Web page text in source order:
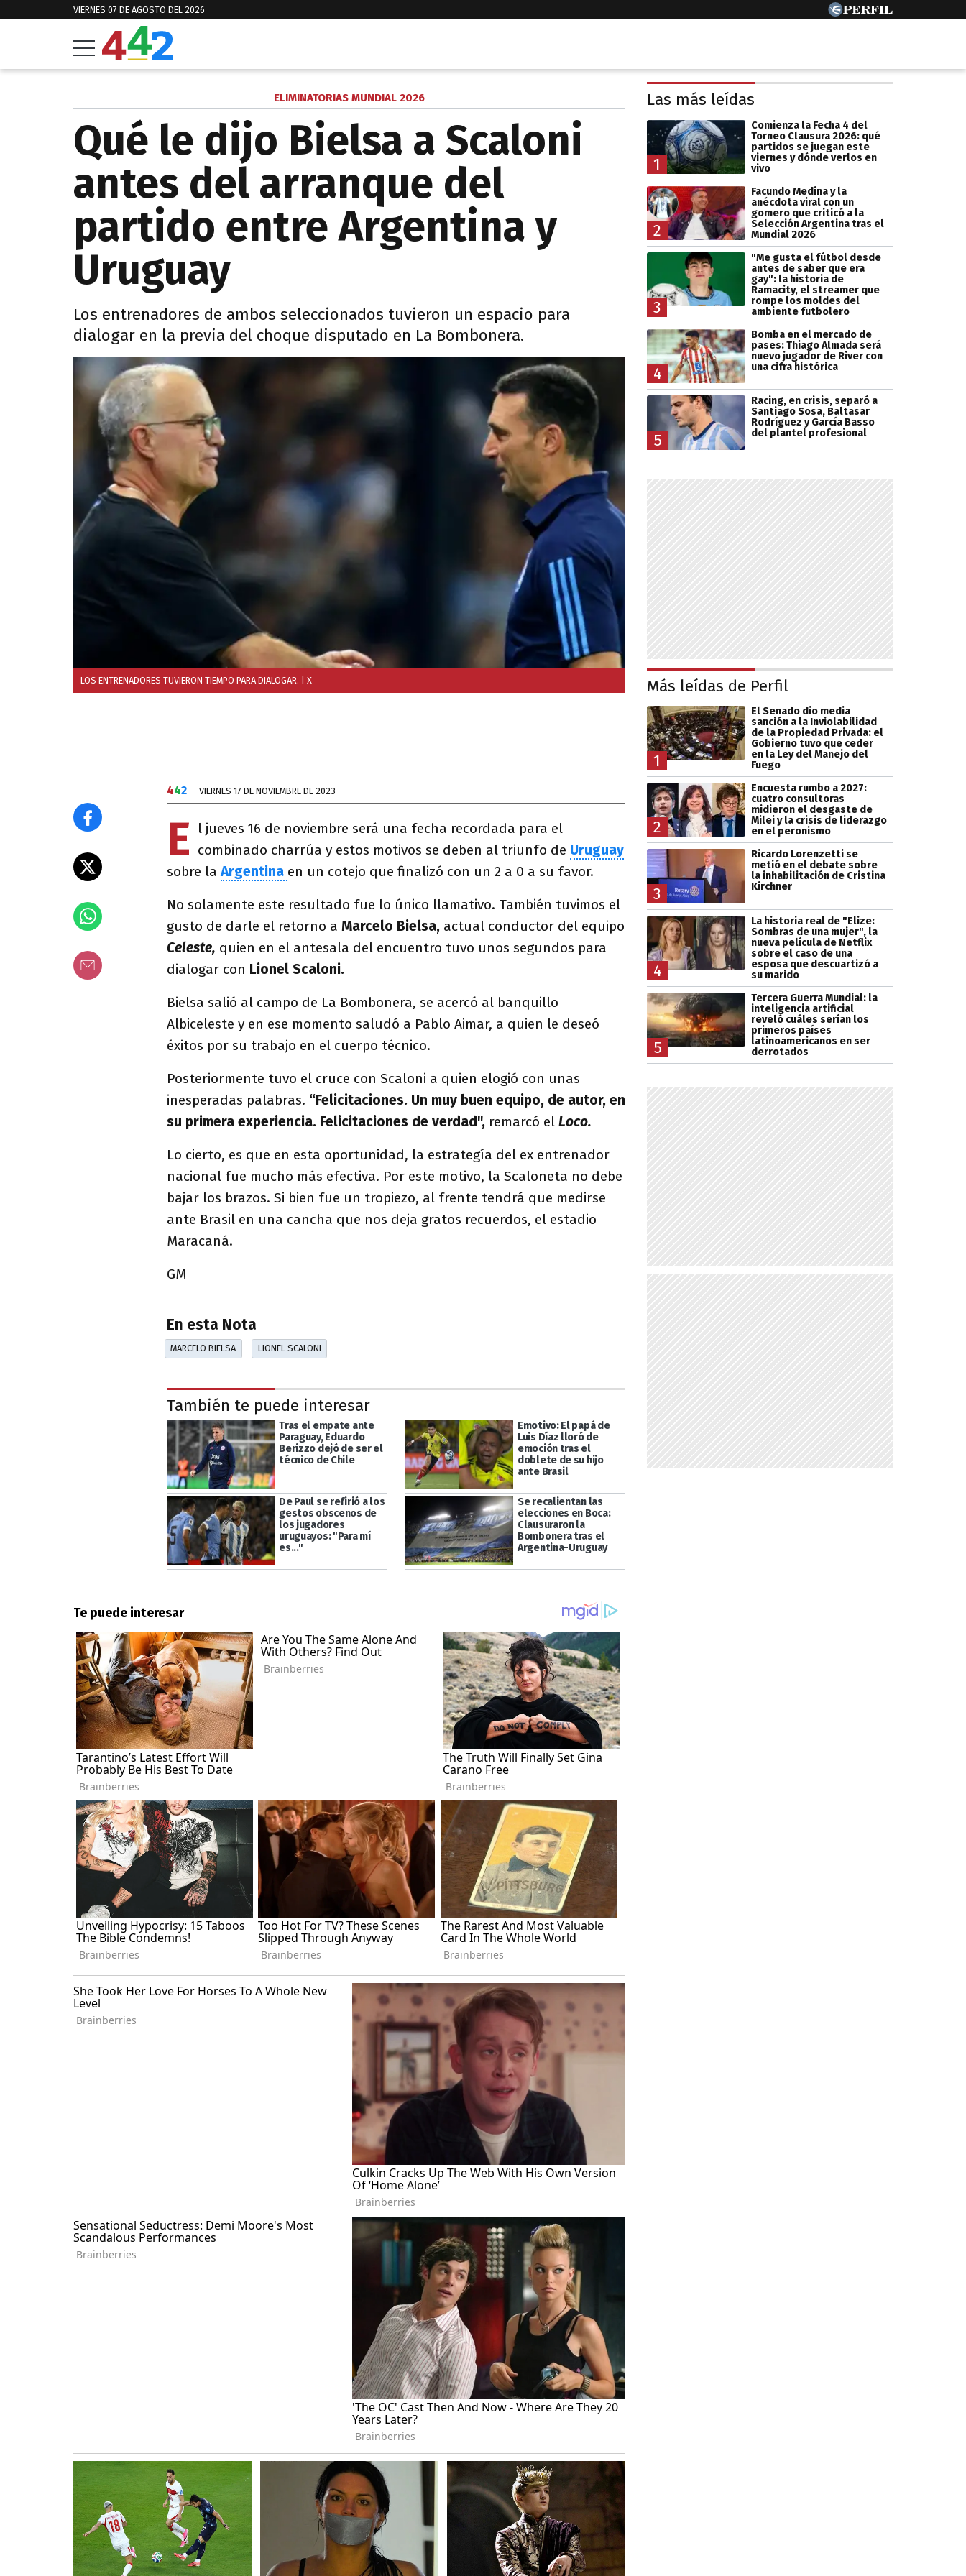
VIERNES 07 DE AGOSTO DEL 2026
ELIMINATORIAS MUNDIAL 2026
Qué le dijo Bielsa a Scaloni
antes del arranque del
partido entre Argentina y
Uruguay
Los entrenadores de ambos seleccionados tuvieron un espacio para
dialogar en la previa del choque disputado en La Bombonera.
LOS ENTRENADORES TUVIERON TIEMPO PARA DIALOGAR. | X
442 VIERNES 17 DE NOVIEMBRE DE 2023
E
l jueves 16 de noviembre será una fecha recordada para el
combinado charrúa y estos motivos se deben al triunfo de Uruguay
sobre laArgentina en un cotejo que finalizó con un 2 a 0 a su favor.
No solamente este resultado fue lo único llamativo. También tuvimos el
gusto de darle el retorno a Marcelo Bielsa, actual conductor del equipo
Celeste, quien en el antesala del encuentro tuvo unos segundos para
dialogar con Lionel Scaloni.
Bielsa salió al campo de La Bombonera, se acercó al banquillo
Albiceleste y en ese momento saludó a Pablo Aimar, a quien le deseó
éxitos por su trabajo en el cuerpo técnico.
Posteriormente tuvo el cruce con Scaloni a quien elogió con unas
inesperadas palabras. “Felicitaciones. Un muy buen equipo, de autor, en
su primera experiencia. Felicitaciones de verdad", remarcó el Loco.
Lo cierto, es que en esta oportunidad, la estrategía del ex entrenador
nacional fue mucho más efectiva. Por este motivo, la Scaloneta no debe
bajar los brazos. Si bien fue un tropiezo, al frente tendrá que medirse
ante Brasil en una cancha que nos deja gratos recuerdos, el estadio
Maracaná.
GM
En esta Nota
MARCELO BIELSA LIONEL SCALONI
También te puede interesar
Tras el empate ante
Paraguay, Eduardo
Berizzo dejó de ser el
técnico de Chile
Emotivo: El papá de
Luis Díaz lloró de
emoción tras el
doblete de su hijo
ante Brasil
De Paul se refirió a los
gestos obscenos de
los jugadores
uruguayos: "Para mí
es..."
Se recalientan las
elecciones en Boca:
Clausuraron la
Bombonera tras el
Argentina-Uruguay
Las más leídas
1
Comienza la Fecha 4 del
Torneo Clausura 2026: qué
partidos se juegan este
viernes y dónde verlos en
vivo
2
Facundo Medina y la
anécdota viral con un
gomero que criticó a la
Selección Argentina tras el
Mundial 2026
3
"Me gusta el fútbol desde
antes de saber que era
gay": la historia de
Ramacity, el streamer que
rompe los moldes del
ambiente futbolero
4
Bomba en el mercado de
pases: Thiago Almada será
nuevo jugador de River con
una cifra histórica
5
Racing, en crisis, separó a
Santiago Sosa, Baltasar
Rodríguez y García Basso
del plantel profesional
Más leídas de Perfil
1
El Senado dio media
sanción a la Inviolabilidad
de la Propiedad Privada: el
Gobierno tuvo que ceder
en la Ley del Manejo del
Fuego
2
Encuesta rumbo a 2027:
cuatro consultoras
midieron el desgaste de
Milei y la crisis de liderazgo
en el peronismo
3
Ricardo Lorenzetti se
metió en el debate sobre
la inhabilitación de Cristina
Kirchner
4
La historia real de "Elize:
Sombras de una mujer", la
nueva película de Netflix
sobre el caso de una
esposa que descuartizó a
su marido
5
Tercera Guerra Mundial: la
inteligencia artificial
reveló cuáles serían los
primeros países
latinoamericanos en ser
derrotados